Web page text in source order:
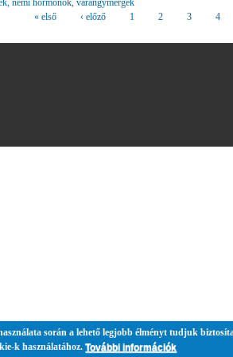
« első ‹ előző 1 2 3 4
során a lehető legjobb élményt tudjuk
k használatához. További információk